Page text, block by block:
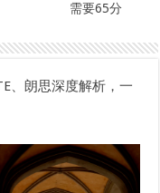
需要65分
、朗思深度解析，一